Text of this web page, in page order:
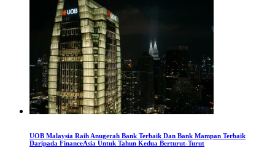
UOB Malaysia Raih Anugerah Bank Terbaik Dan Bank Mampan Terbaik
Daripada FinanceAsia Untuk Tahun Kedua Berturut-Turut